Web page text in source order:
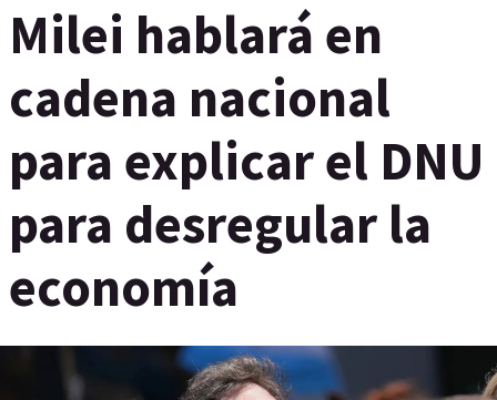
Milei hablará en
cadena nacional
para explicar el DNU
para desregular la
economía